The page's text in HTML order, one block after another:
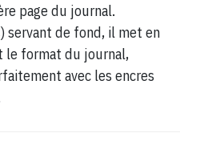
page du journal.
servant de fond, il met en
le format du journal,
avec les encres